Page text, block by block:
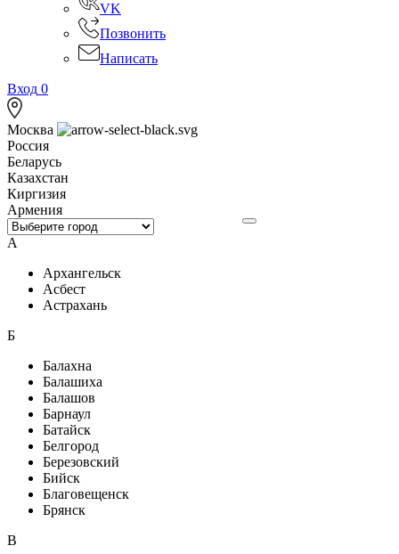
VK
Позвонить
Написать
Вход 0
Москва
Россия
Беларусь
Казахстан
Киргизия
Армения
А
Архангельск
Асбест
Астрахань
Б
Балахна
Балашиха
Балашов
Барнаул
Батайск
Белгород
Березовский
Бийск
Благовещенск
Брянск
В